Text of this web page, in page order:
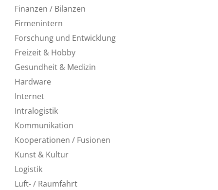
Finanzen / Bilanzen
Firmenintern
Forschung und Entwicklung
Freizeit & Hobby
Gesundheit & Medizin
Hardware
Internet
Intralogistik
Kommunikation
Kooperationen / Fusionen
Kunst & Kultur
Logistik
Luft- / Raumfahrt